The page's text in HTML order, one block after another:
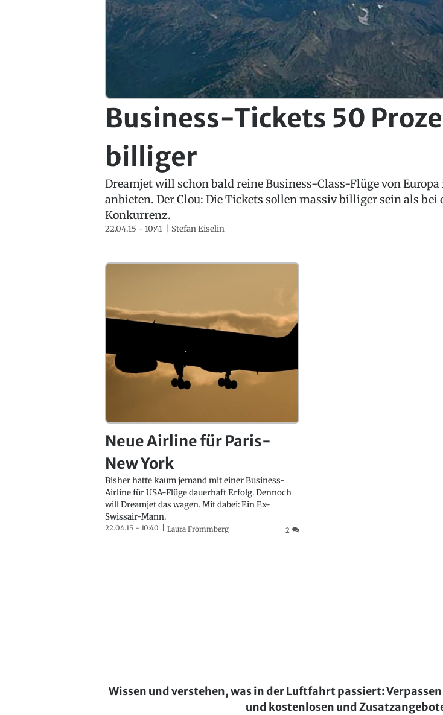
Business-Tickets 50
billiger
Dreamjet will schon bald reine Business-Class-Flüge von Europa
anbieten. Der Clou: Die Tickets sollen massiv billiger sein als bei
Konkurrenz.
22.04.15 - 10:41 Stefan Eiselin
Neue Airline für Paris-
New York
Bisher hatte kaum jemand mit einer Business-
Airline für USA-Flüge dauerhaft Erfolg. Dennoch
will Dreamjet das wagen. Mit dabei: Ein Ex-
Swissair-Mann.
22.04.15 - 10:40 Laura Frommberg 2
Wissen und verstehen, was in der Luftfahrt passiert:
und kostenlosen und